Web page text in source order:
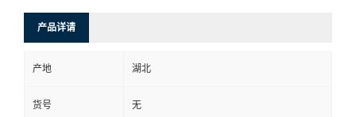
产品详请
产地 湖北
货号 无